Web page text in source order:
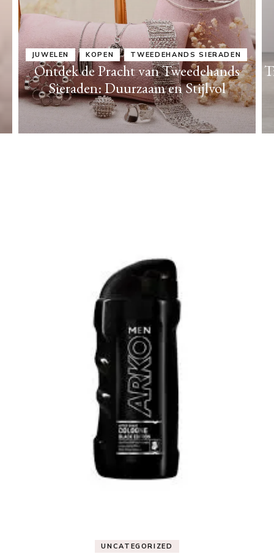
JUWELEN KOPEN TWEEDEHANDS SIERADEN
Ontdek de Pracht van Tweedehands
Sieraden: Duurzaam en Stijlvol
UNCATEGORIZED